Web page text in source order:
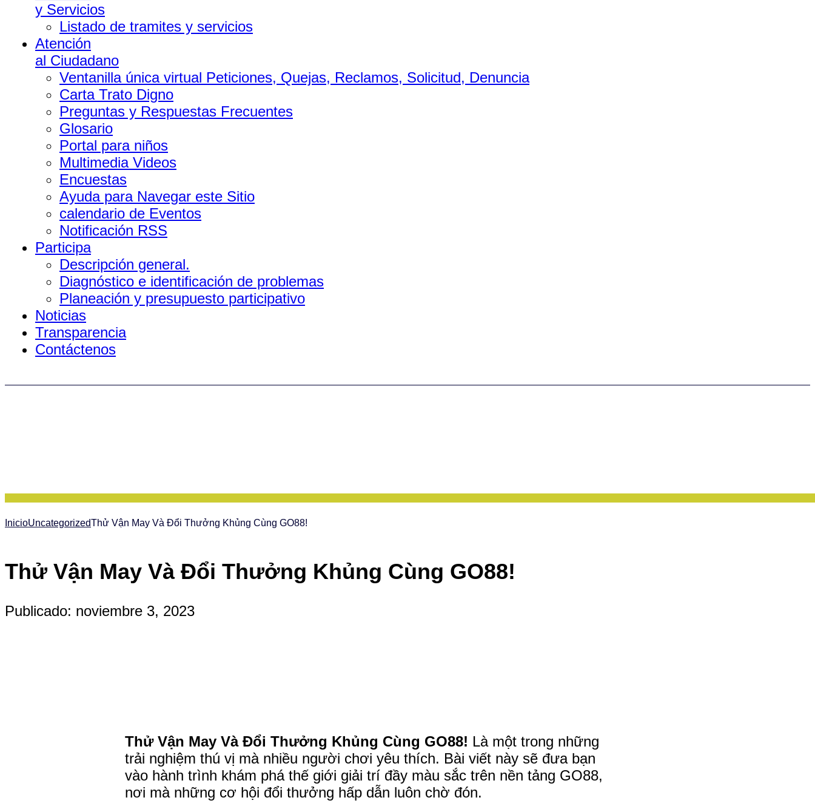
y Servicios
Listado de tramites y servicios
Atención
al Ciudadano
Ventanilla única virtual Peticiones, Quejas, Reclamos, Solicitud, Denuncia
Carta Trato Digno
Preguntas y Respuestas Frecuentes
Glosario
Portal para niños
Multimedia Videos
Encuestas
Ayuda para Navegar este Sitio
calendario de Eventos
Notificación RSS
Participa
Descripción general.
Diagnóstico e identificación de problemas
Planeación y presupuesto participativo
Noticias
Transparencia
Contáctenos
InicioUncategorizedThử Vận May Và Đổi Thưởng Khủng Cùng GO88!
Thử Vận May Và Đổi Thưởng Khủng Cùng GO88!
Publicado: noviembre 3, 2023
Thử Vận May Và Đổi Thưởng Khủng Cùng GO88! Là một trong những
trải nghiệm thú vị mà nhiều người chơi yêu thích. Bài viết này sẽ đưa bạn
vào hành trình khám phá thế giới giải trí đầy màu sắc trên nền tảng GO88,
nơi mà những cơ hội đổi thưởng hấp dẫn luôn chờ đón.